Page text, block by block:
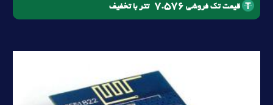
قیمت تک فروشی 7.576 تتر با تخفیف